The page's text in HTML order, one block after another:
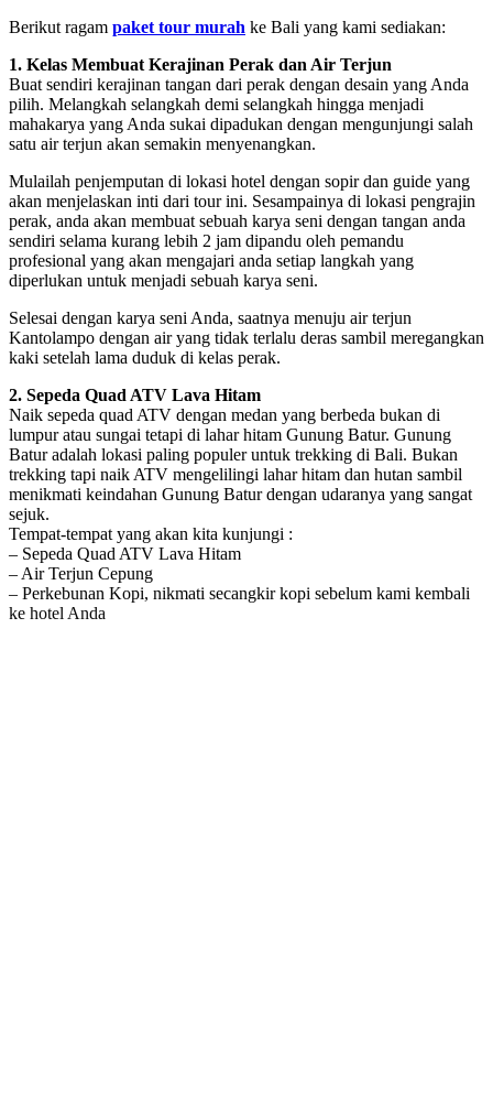
Berikut ragam paket tour murah ke Bali yang kami sediakan:
1. Kelas Membuat Kerajinan Perak dan Air Terjun
Buat sendiri kerajinan tangan dari perak dengan desain yang Anda
pilih. Melangkah selangkah demi selangkah hingga menjadi
mahakarya yang Anda sukai dipadukan dengan mengunjungi salah
satu air terjun akan semakin menyenangkan.
Mulailah penjemputan di lokasi hotel dengan sopir dan guide yang
akan menjelaskan inti dari tour ini. Sesampainya di lokasi pengrajin
perak, anda akan membuat sebuah karya seni dengan tangan anda
sendiri selama kurang lebih 2 jam dipandu oleh pemandu
profesional yang akan mengajari anda setiap langkah yang
diperlukan untuk menjadi sebuah karya seni.
Selesai dengan karya seni Anda, saatnya menuju air terjun
Kantolampo dengan air yang tidak terlalu deras sambil meregangkan
kaki setelah lama duduk di kelas perak.
2. Sepeda Quad ATV Lava Hitam
Naik sepeda quad ATV dengan medan yang berbeda bukan di
lumpur atau sungai tetapi di lahar hitam Gunung Batur. Gunung
Batur adalah lokasi paling populer untuk trekking di Bali. Bukan
trekking tapi naik ATV mengelilingi lahar hitam dan hutan sambil
menikmati keindahan Gunung Batur dengan udaranya yang sangat
sejuk.
Tempat-tempat yang akan kita kunjungi :
– Sepeda Quad ATV Lava Hitam
– Air Terjun Cepung
– Perkebunan Kopi, nikmati secangkir kopi sebelum kami kembali
ke hotel Anda